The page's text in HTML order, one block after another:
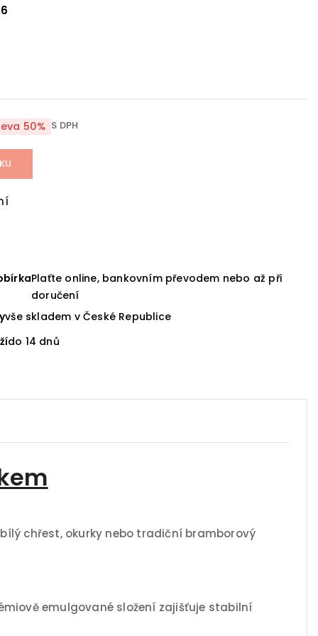
50% S DPH
Plaťte online, bankovním převodem nebo až při
doručení
vše skladem v České Republice
do 14 dnů
chřest, okurky nebo tradiční bramborový
emulgované složení zajišťuje stabilní